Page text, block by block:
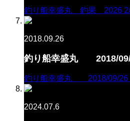
釣り船幸盛丸 釣果 2026 2/
2018.09.26
釣り船幸盛丸 2018/
釣り船幸盛丸 2018/09/26
2024.07.6